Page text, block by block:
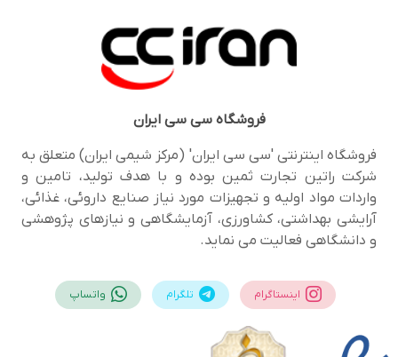
فروشگاهسی سی ایران
فروشگاه اینترنتی 'سی سی ایران' (مرکز شیمی ایران) متعلق به
شرکت راتین تجارت ثمین بوده و با هدف تولید، تامین و
واردات مواد اولیه و تجهیزات مورد نیاز صنایع داروئی، غذائی،
آرایشی بهداشتی، کشاورزی، آزمایشگاهی و نیازهای پژوهشی
و دانشگاهی فعالیت می نماید.
اینستاگرام تلگرام واتساپ